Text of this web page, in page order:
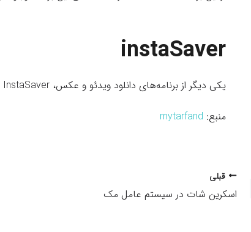
instaSaver
یکی دیگر از برنامه‌های دانلود ویدئو و عکس، InstaSaver است که شما به راحتی می‌توانید با آن از اینستاگرام دانلود کنید.
منبع: mytarfand
پیمایش
نوشته
قبلی
اسکرین شات در سیستم عامل مک